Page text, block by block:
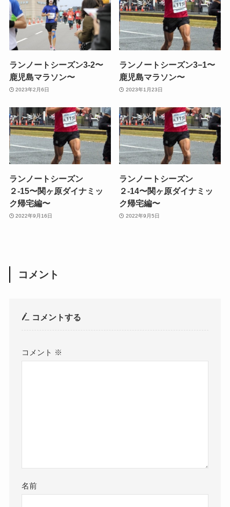
ランノートシーズン3-2〜
鹿児島マラソン〜
2023年2月6日
ランノートシーズン3−1〜
鹿児島マラソン〜
2023年1月23日
ランノートシーズン
２-15〜関ヶ原ダイナミッ
ク帰宅編〜
2022年9月16日
ランノートシーズン
２-14〜関ヶ原ダイナミッ
ク帰宅編〜
2022年9月5日
コメント
コメントする
コメント ※
名前